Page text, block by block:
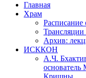
Главная
Храм
Расписание
Архив:
ИСККОН
А.Ч.
основатель
Кришны